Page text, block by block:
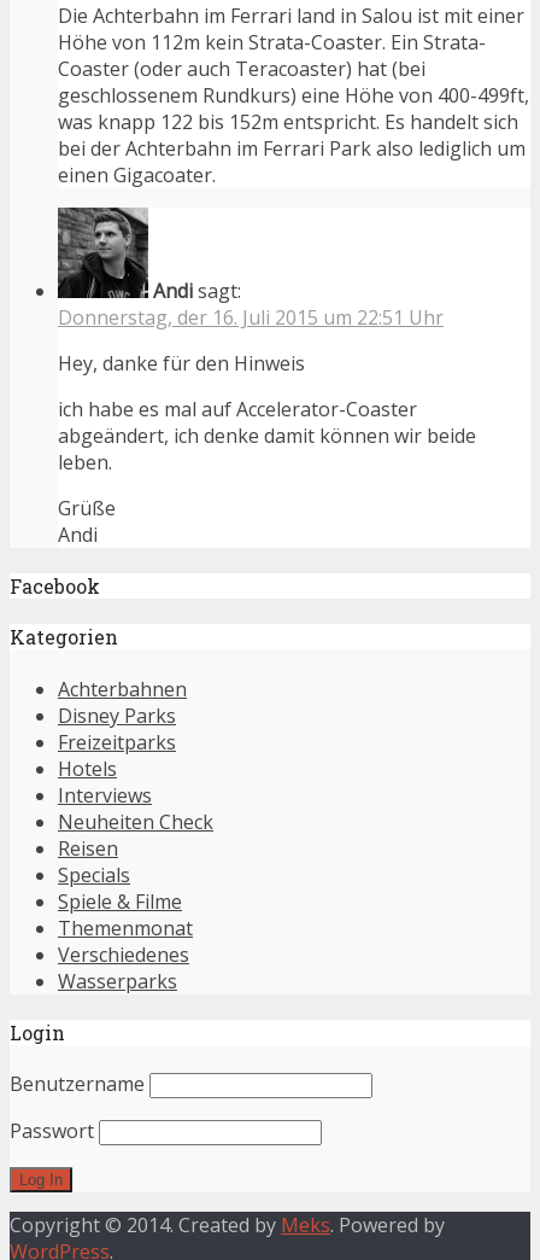
Die Achterbahn im Ferrari land in Salou ist mit einer
Höhe von 112m kein Strata-Coaster. Ein Strata-
Coaster (oder auch Teracoaster) hat (bei
geschlossenem Rundkurs) eine Höhe von 400-499ft,
was knapp 122 bis 152m entspricht. Es handelt sich
bei der Achterbahn im Ferrari Park also lediglich um
einen Gigacoater.
Andisagt:
Donnerstag, der 16. Juli 2015 um 22:51 Uhr
Hey, danke für den Hinweis
ich habe es mal auf Accelerator-Coaster
abgeändert, ich denke damit können wir beide
leben.
Grüße
Andi
Facebook
Kategorien
Achterbahnen
Disney Parks
Freizeitparks
Hotels
Interviews
Neuheiten Check
Reisen
Specials
Spiele & Filme
Themenmonat
Verschiedenes
Wasserparks
Login
Benutzername
Passwort
Copyright © 2014. Created by Meks. Powered by
WordPress.